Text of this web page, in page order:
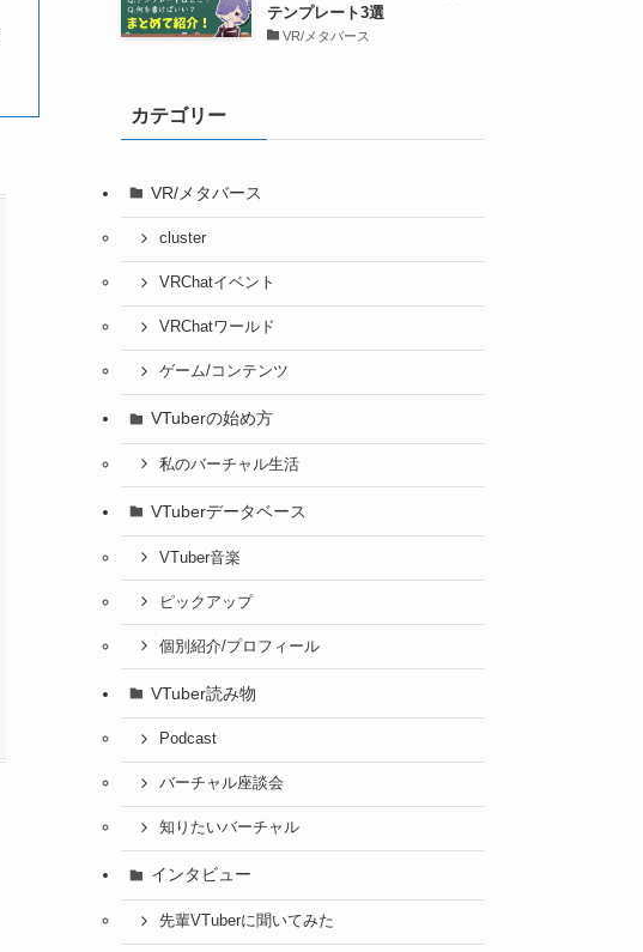
テンプレート3選
VR/メタバース
カテゴリー
VR/メタバース
cluster
VRChatイベント
VRChatワールド
ゲーム/コンテンツ
VTuberの始め方
私のバーチャル生活
VTuberデータベース
VTuber音楽
ピックアップ
個別紹介/プロフィール
VTuber読み物
Podcast
バーチャル座談会
知りたいバーチャル
インタビュー
先輩VTuberに聞いてみた